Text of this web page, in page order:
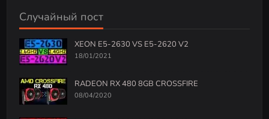
Случайный пост
XEON E5-2630 VS E5-2620 V2
18/01/2021
RADEON RX 480 8GB CROSSFIRE
08/04/2020